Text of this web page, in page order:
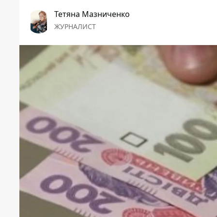
Тетяна Мазниченко
ЖУРНАЛИСТ